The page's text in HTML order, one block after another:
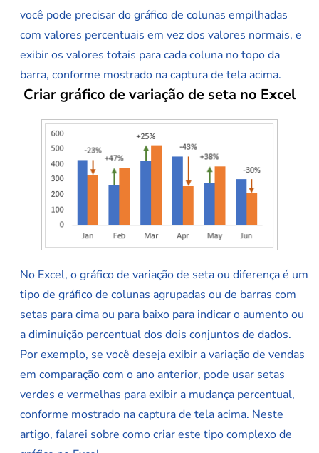
você pode precisar do gráfico de colunas empilhadas
com valores percentuais em vez dos valores normais, e
exibir os valores totais para cada coluna no topo da
barra, conforme mostrado na captura de tela acima.
Criar gráfico de variação de seta no Excel
No Excel, o gráfico de variação de seta ou diferença é um
tipo de gráfico de colunas agrupadas ou de barras com
setas para cima ou para baixo para indicar o aumento ou
a diminuição percentual dos dois conjuntos de dados.
Por exemplo, se você deseja exibir a variação de vendas
em comparação com o ano anterior, pode usar setas
verdes e vermelhas para exibir a mudança percentual,
conforme mostrado na captura de tela acima. Neste
artigo, falarei sobre como criar este tipo complexo de